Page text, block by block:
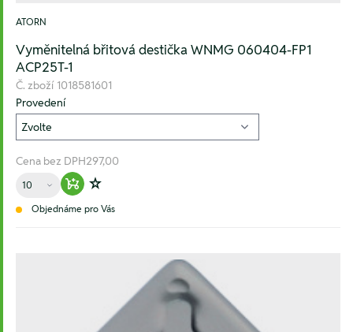
ATORN
Vyměnitelná břitová destička WNMG 060404-FP1
ACP25T-1
Č. zboží 1018581601
Provedení
Cena bez DPH297,00
Množství
Warenkorb hinzufügen
Zur Wunschliste hinzufügen
Objednáme pro Vás